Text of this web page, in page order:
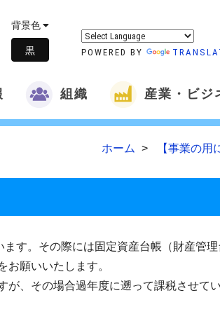
背景色
POWERED BY
組織 産業・ビジ
ホーム 【事業の用
す。その際には固定資産台帳（財産管
願いいたします。
、その場合過年度に遡って課税させて